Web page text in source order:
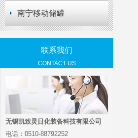
南宁移动储罐
联系我们
CONTACT US
无锡凯致灵日化装备科技有限公司
电话：0510-88792252